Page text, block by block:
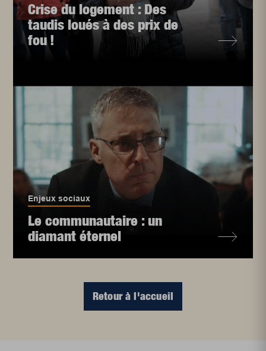
Crise du logement : Des
taudis loués à des prix de
fou !
Enjeux sociaux
Le communautaire : un
diamant éternel
Retour à l'accueil